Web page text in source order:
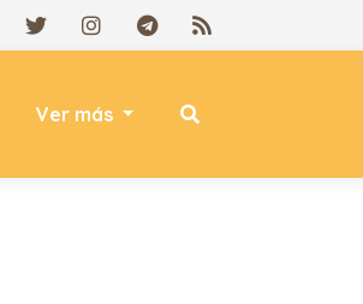
Ver más